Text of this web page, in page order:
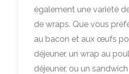
également une variété
de wraps. Que vous
au bacon et aux œufs
déjeuner, un wrap au
déjeuner, ou un